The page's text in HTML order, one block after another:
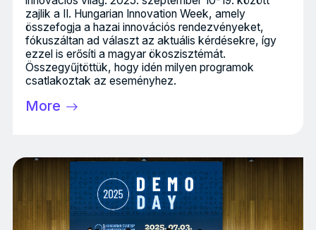
zajlik a II. Hungarian Innovation Week, amely
összefogja a hazai innovációs rendezvényeket,
fókuszáltan ad választ az aktuális kérdésekre, így
ezzel is erősíti a magyar ökoszisztémát.
Összegyűjtöttük, hogy idén milyen programok
csatlakoztak az eseményhez.
More